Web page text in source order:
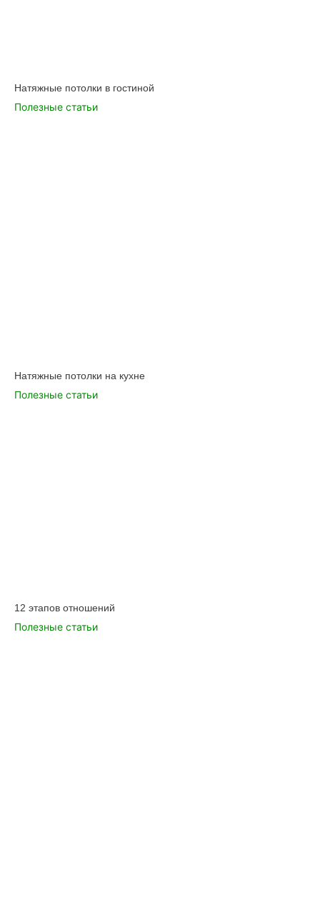
Натяжные потолки в гостиной
Полезные статьи
Натяжные потолки на кухне
Полезные статьи
12 этапов отношений
Полезные статьи